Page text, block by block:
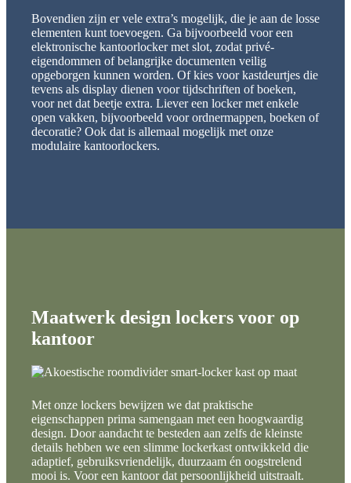
Bovendien zijn er vele extra’s mogelijk, die je aan de losse
elementen kunt toevoegen. Ga bijvoorbeeld voor een
elektronische kantoorlocker met slot, zodat privé-
eigendommen of belangrijke documenten veilig
opgeborgen kunnen worden. Of kies voor kastdeurtjes die
tevens als display dienen voor tijdschriften of boeken,
voor net dat beetje extra. Liever een locker met enkele
open vakken, bijvoorbeeld voor ordnermappen, boeken of
decoratie? Ook dat is allemaal mogelijk met onze
modulaire kantoorlockers.
Maatwerk design lockers voor op
kantoor
Met onze lockers bewijzen we dat praktische
eigenschappen prima samengaan met een hoogwaardig
design. Door aandacht te besteden aan zelfs de kleinste
details hebben we een slimme lockerkast ontwikkeld die
adaptief, gebruiksvriendelijk, duurzaam én oogstrelend
mooi is. Voor een kantoor dat persoonlijkheid uitstraalt.